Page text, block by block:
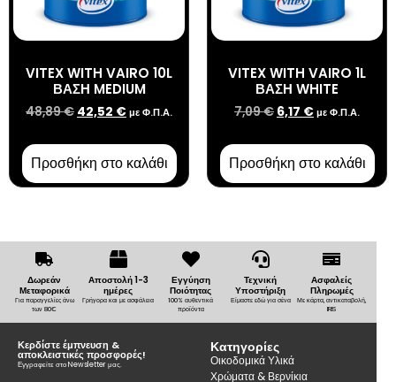
VITEX WITH VAIRO 10L
ΒΑΣΗ MEDIUM
48,89€ 42,52 €με Φ.Π.Α.
Προσθήκη στο καλάθι
VITEX WITH VAIRO 1L
ΒΑΣΗ WHITE
7,09€ 6,17 €με Φ.Π.Α.
Προσθήκη στο καλάθι
Δωρεάν
Μεταφορικά
Για παραγγελίες άνω
των 80€
Αποστολή 1-3
ημέρες
Γρήγορα και με ασφάλεια
Εγγύηση
Ποιότητας
100% αυθεντικά
προϊόντα
Τεχνική
Υποστήριξη
Είμαστε εδώ για σένα
Ασφαλείς
Πληρωμές
Με κάρτα, αντικαταβολή,
IRIS
Κερδίστε έμπνευση &
αποκλειστικές προσφορές!
Εγγραφείτε στο Newsletter μας.
Κατηγορίες
Οικοδομικά Υλικά
Χρώματα & Βερνίκια